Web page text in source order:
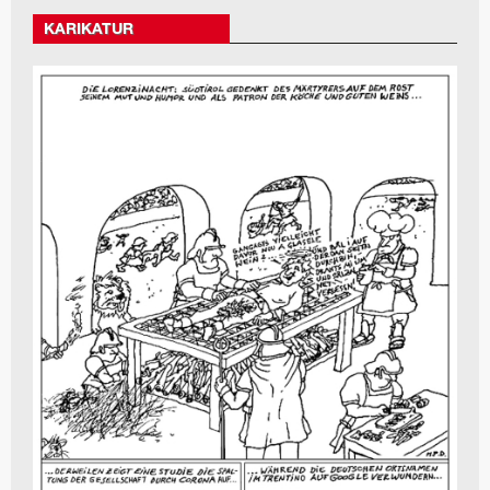
KARIKATUR